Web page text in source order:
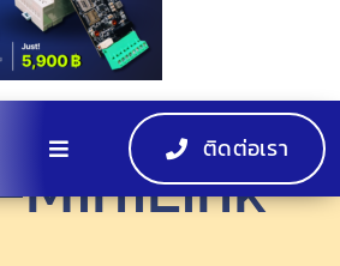
Toggle
Navigation
ติดต่อเรา
MiniLink